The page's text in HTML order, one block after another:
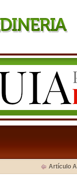
Artículo